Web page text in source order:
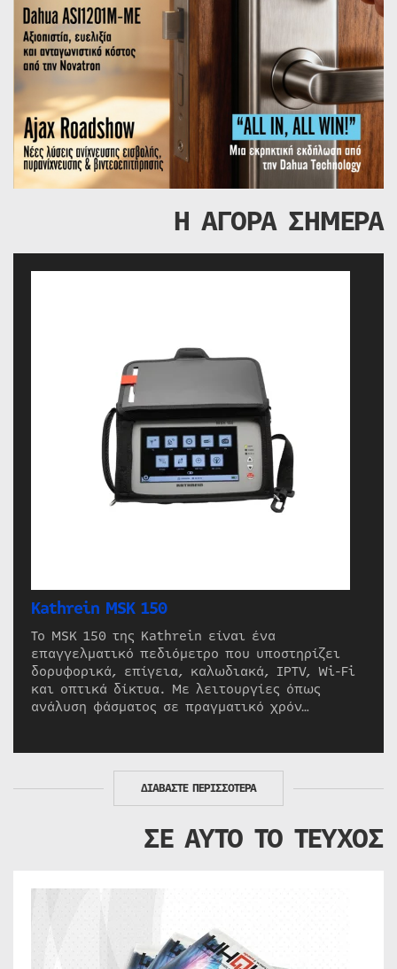
Η ΑΓΟΡΑ ΣΗΜΕΡΑ
Kathrein MSK 150
Το MSK 150 της Kathrein είναι ένα
επαγγελματικό πεδιόμετρο που υποστηρίζει
δορυφορικά, επίγεια, καλωδιακά, IPTV, Wi-Fi
και οπτικά δίκτυα. Με λειτουργίες όπως
ανάλυση φάσματος σε πραγματικό χρόν…
ΔΙΑΒΑΣΤΕ ΠΕΡΙΣΣΟΤΕΡΑ
ΣΕ ΑΥΤΟ ΤΟ ΤΕΥΧΟΣ